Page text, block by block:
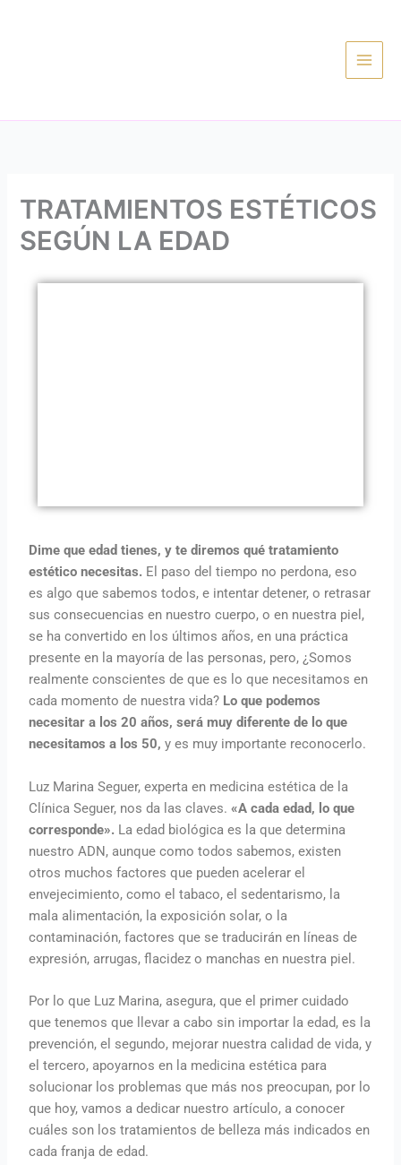
TRATAMIENTOS ESTÉTICOS
SEGÚN LA EDAD
Dime que edad tienes, y te diremos qué tratamiento
estético necesitas. El paso del tiempo no perdona, eso
es algo que sabemos todos, e intentar detener, o retrasar
sus consecuencias en nuestro cuerpo, o en nuestra piel,
se ha convertido en los últimos años, en una práctica
presente en la mayoría de las personas, pero, ¿Somos
realmente conscientes de que es lo que necesitamos en
cada momento de nuestra vida? Lo que podemos
necesitar a los 20 años, será muy diferente de lo que
necesitamos a los 50,y es muy importante reconocerlo.
Luz Marina Seguer, experta en medicina estética de la
Clínica Seguer, nos da las claves. «A cada edad, lo que
corresponde». La edad biológica es la que determina
nuestro ADN, aunque como todos sabemos, existen
otros muchos factores que pueden acelerar el
envejecimiento, como el tabaco, el sedentarismo, la
mala alimentación, la exposición solar, o la
contaminación, factores que se traducirán en líneas de
expresión, arrugas, flacidez o manchas en nuestra piel.
Por lo que Luz Marina, asegura, que el primer cuidado
que tenemos que llevar a cabo sin importar la edad, es la
prevención, el segundo, mejorar nuestra calidad de vida, y
el tercero, apoyarnos en la medicina estética para
solucionar los problemas que más nos preocupan, por lo
que hoy, vamos a dedicar nuestro artículo, a conocer
cuáles son los tratamientos de belleza más indicados en
cada franja de edad.